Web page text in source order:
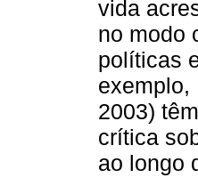
vida
no modo
políticas
exemplo,
2003)
crítica
ao longo